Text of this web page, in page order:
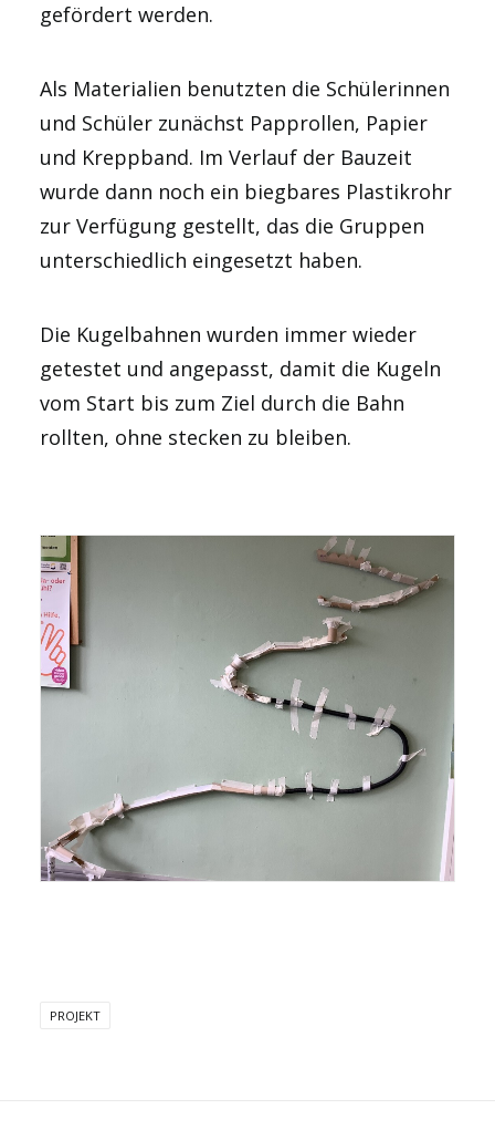
gefördert werden.
Als Materialien benutzten die Schülerinnen
und Schüler zunächst Papprollen, Papier
und Kreppband. Im Verlauf der Bauzeit
wurde dann noch ein biegbares Plastikrohr
zur Verfügung gestellt, das die Gruppen
unterschiedlich eingesetzt haben.
Die Kugelbahnen wurden immer wieder
getestet und angepasst, damit die Kugeln
vom Start bis zum Ziel durch die Bahn
rollten, ohne stecken zu bleiben.
PROJEKT